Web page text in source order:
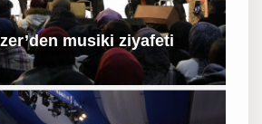
musiki ziyafeti